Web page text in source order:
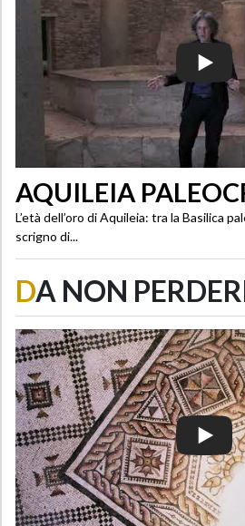
AQUILEIA
L’età dell’oro di Aquileia: tra la Basilica
scrigno di...
DA NON